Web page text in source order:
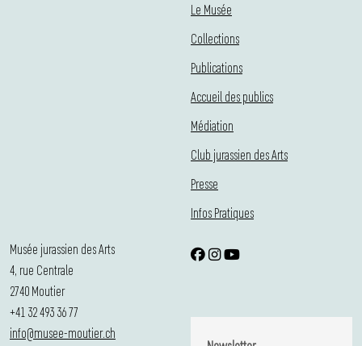
Le Musée
Collections
Publications
Accueil des publics
Médiation
Club jurassien des Arts
Presse
Infos Pratiques
Musée jurassien des Arts
4, rue Centrale
2740 Moutier
+41 32 493 36 77
info@musee-moutier.ch